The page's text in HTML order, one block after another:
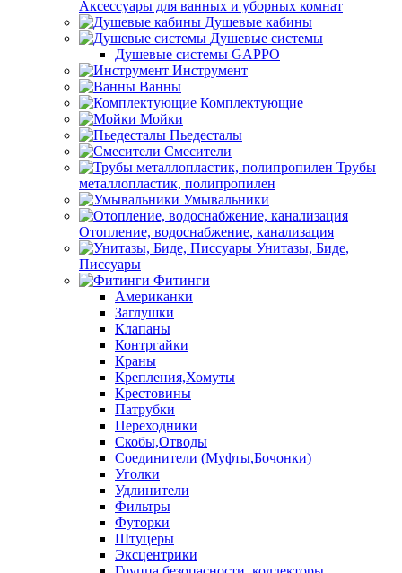
Аксессуары для ванных и уборных комнат
Душевые кабины
Душевые системы
Душевые системы GAPPO
Инструмент
Ванны
Комплектующие
Мойки
Пьедесталы
Смесители
Трубы
металлопластик, полипропилен
Умывальники
Отопление, водоснабжение, канализация
Унитазы, Биде,
Писсуары
Фитинги
Американки
Заглушки
Клапаны
Контргайки
Краны
Крепления,Хомуты
Крестовины
Патрубки
Переходники
Скобы,Отводы
Соединители (Муфты,Бочонки)
Уголки
Удлинители
Фильтры
Футорки
Штуцеры
Эксцентрики